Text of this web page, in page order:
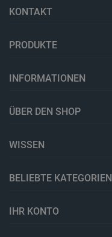
KONTAKT
PRODUKTE
INFORMATIONEN
ÜBER DEN SHOP
WISSEN
BELIEBTE KATEGORIEN
IHR KONTO